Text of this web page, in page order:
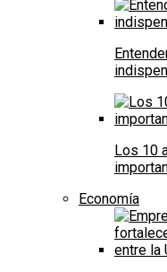
Los 10
Economía